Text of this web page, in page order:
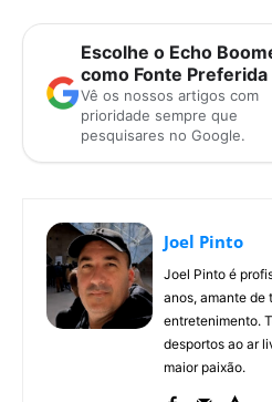
Escolhe o Echo
como Fonte Preferida
Vê os nossos artigos com
prioridade sempre que
pesquisares no Google.
Joel Pinto
Joel Pinto é
anos, amante de
entretenimento.
desportos ao ar
maior paixão.